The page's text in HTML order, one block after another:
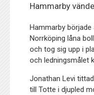
Hammarby
Hammarby
Norrköping låna
och tog sig upp i
och ledningsmålet
Jonathan Levi
till Totte i djupled